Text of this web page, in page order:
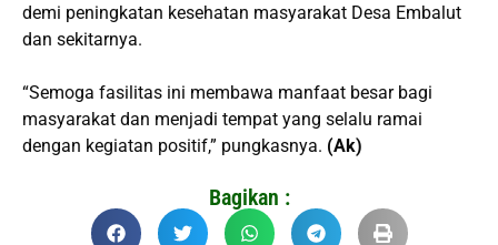
demi peningkatan kesehatan masyarakat Desa Embalut
dan sekitarnya.
“Semoga fasilitas ini membawa manfaat besar bagi
masyarakat dan menjadi tempat yang selalu ramai
dengan kegiatan positif,” pungkasnya. (Ak)
Bagikan :